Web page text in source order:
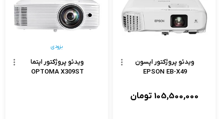
ویدئو پروژکتور اپسون
EPSON EB-X49
105,500,000 تومان
ویدئو پروژکتور اپتما
OPTOMA X309ST
بزودی